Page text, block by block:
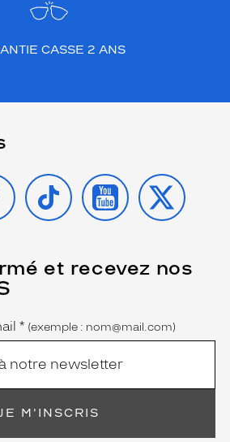
CASSE 2 ANS
TIKTOK YOUTUBE
X
et recevez nos
* (exemple : nom@mail.com)
M'INSCRIS